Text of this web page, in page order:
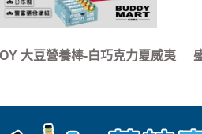
大豆營養棒-白巧克力夏威夷